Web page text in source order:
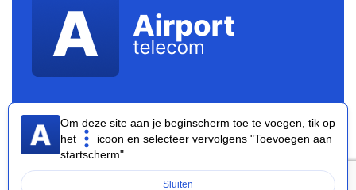
Airport Telecom 2026 ®
Om deze site aan je beginscherm toe te voegen, tik op
het
icoon en selecteer vervolgens "Toevoegen aan
startscherm".
Sluiten